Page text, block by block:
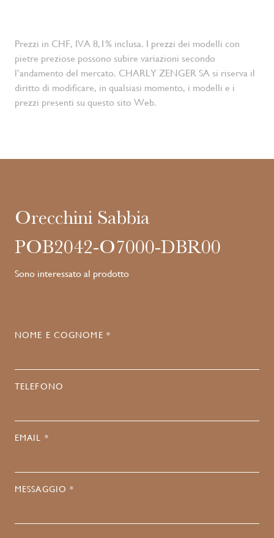
Prezzi in CHF, IVA 8,1% inclusa. I prezzi dei modelli con
pietre preziose possono subire variazioni secondo
l’andamento del mercato. CHARLY ZENGER SA si riserva il
diritto di modificare, in qualsiasi momento, i modelli e i
prezzi presenti su questo sito Web.
Orecchini Sabbia
POB2042-O7000-DBR00
Sono interessato al prodotto
NOME E COGNOME *
TELEFONO
EMAIL *
MESSAGGIO *